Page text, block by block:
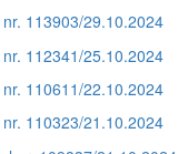
113903/29.10.2024
112341/25.10.2024
110611/22.10.2024
110323/21.10.2024